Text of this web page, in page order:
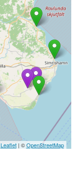
Leaflet| ©OpenStreetMap